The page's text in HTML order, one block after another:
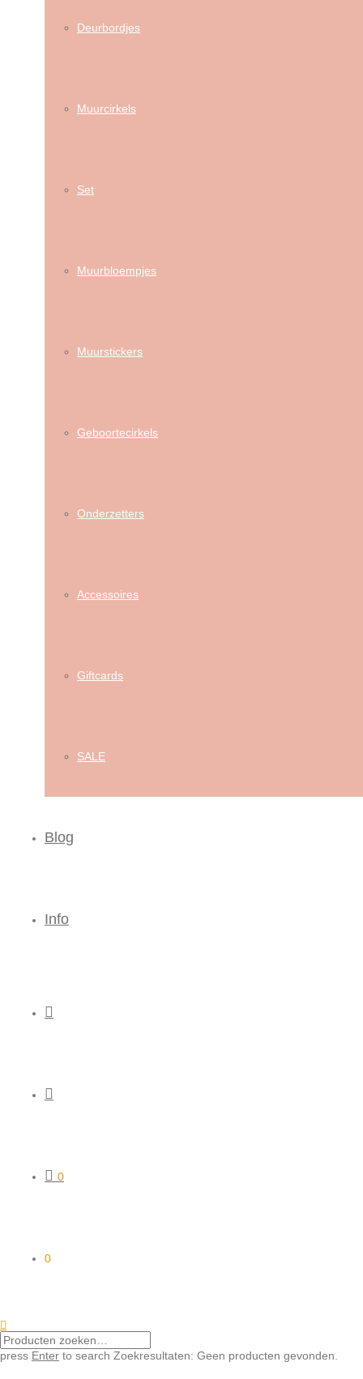
Deurbordjes
Muurcirkels
Set
Muurbloempjes
Muurstickers
Geboortecirkels
Onderzetters
Accessoires
Giftcards
SALE
Blog
Info
0
0
press Enter to search Zoekresultaten: Geen producten gevonden.